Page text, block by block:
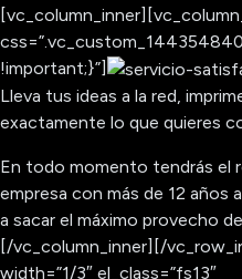
!important;}”]
Lleva tus ideas a la red,
exactamente lo que quieres
En todo momento tendrás el
empresa con más de 12 años
a sacar el máximo provecho
[/vc_column_inner][/
width=”1/3″ el_class=”fs13″